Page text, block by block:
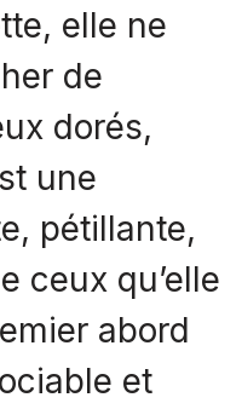
elle ne
de
dorés,
une
pétillante,
ceux qu’elle
abord
et